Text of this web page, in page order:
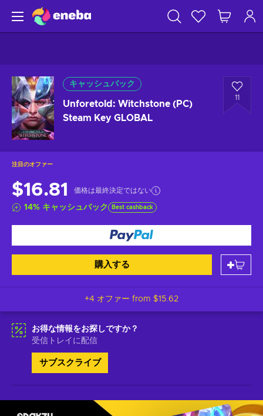
キャッシュバック
Unforetold: Witchstone (PC)
Steam Key GLOBAL
11
注目のオファー
$16.81 価格は最終決定ではない
14% キャッシュバック Best cashback
購入する
+4 オファー from $15.62
お得な情報をお探しですか？
受信トレイに配信
サブスクライブ